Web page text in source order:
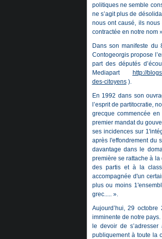
politiques ne semble
ne s’agit plus de
nous ont causé, ils
contractée en notre nom
Dans son manifeste
Contogeorgis propose
part des députés
Mediapart
http://
des-citoyens).
En 1992 dans son
l’esprit de partitocratie,
grecque commencée
premier mandat du
ses incidences sur
après l'effondrement du
davantage dans le
première se rattache à
des partis et à la
accompagnée d'un
plus ou moins
grec..... ».
Aujourd’hui, 29
imminente de notre
le devoir de
publiquement à toute la